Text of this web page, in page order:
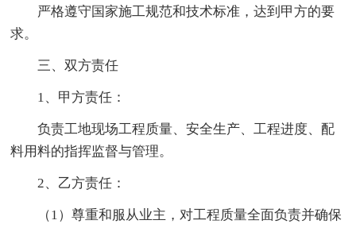
严格遵守国家施工规范和技术标准，达到甲方的要
求。
三、双方责任
1、甲方责任：
负责工地现场工程质量、安全生产、工程进度、配
料用料的指挥监督与管理。
2、乙方责任：
（1）尊重和服从业主，对工程质量全面负责并确保